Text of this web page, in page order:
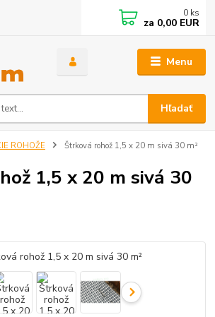
Menu
Hľadať
0 ks
za 0,00 EUR
ROHOŽE Štrková rohož 1,5 x 20 m sivá 30 m²
1,5 x 20 m sivá 30